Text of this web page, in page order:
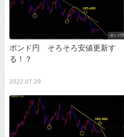
ポンド円
ポンド円 そろそろ安値更新す
る！？
2022.07.29